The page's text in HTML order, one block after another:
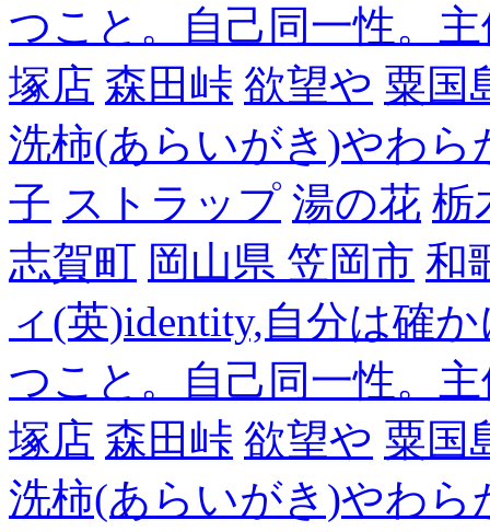
つこと。自己同一性。
塚店 森田峠 欲望や 粟国
洗柿(あらいがき)やわ
子 ストラップ 湯の花 栃
志賀町 岡山県 笠岡市 和
ィ(英)identity,自分は確
つこと。自己同一性。
塚店 森田峠 欲望や 粟国
洗柿(あらいがき)やわ